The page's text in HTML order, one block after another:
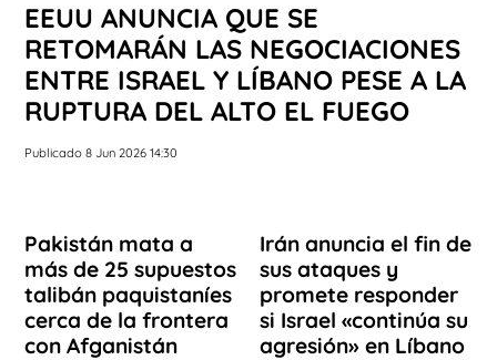
EEUU ANUNCIA QUE SE
RETOMARÁN LAS NEGOCIACIONES
ENTRE ISRAEL Y LÍBANO PESE A LA
RUPTURA DEL ALTO EL FUEGO
Publicado 8 Jun 2026 14:30
Pakistán mata a
más de 25 supuestos
talibán paquistaníes
cerca de la frontera
con Afganistán
Irán anuncia el fin de
sus ataques y
promete responder
si Israel «continúa su
agresión» en Líbano